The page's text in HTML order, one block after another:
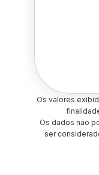
Os valores
Os dados não
ser